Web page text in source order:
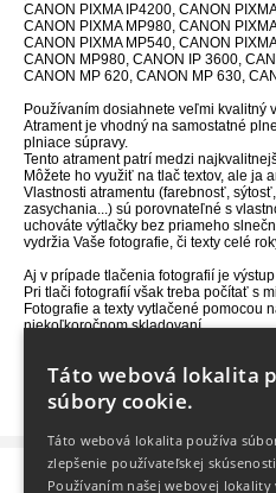
CANON PIXMA IP4200, CANON
CANON PIXMA MP980, CANON
CANON PIXMA MP540, CANON
CANON MP980, CANON IP 3600,
CANON MP 620, CANON MP 630,
Používaním dosiahnete veľmi kvalitný
Atrament je vhodný na samostatné
plniace súpravy.
Tento atrament patrí medzi
Môžete ho využiť na tlač textov, ale ja
Vlastnosti atramentu (farebnosť,
zasychania...) sú porovnateľné s
uchováte výtlačky bez priameho
vydržia Vaše fotografie, či texty celé
Aj v prípade tlačenia fotografií je
Pri tlači fotografií však treba počítať s
Fotografie a texty vytlačené pomocou
niekoľkoročnom skladovaní.
Svojim zložením prispieva náš
Znovu napĺňaním kaziet chránite
Táto webová lokalita
súbory cookie.
Táto webová lokalita používa
zlepšenie používateľskej
Používaním našej webovej lokality